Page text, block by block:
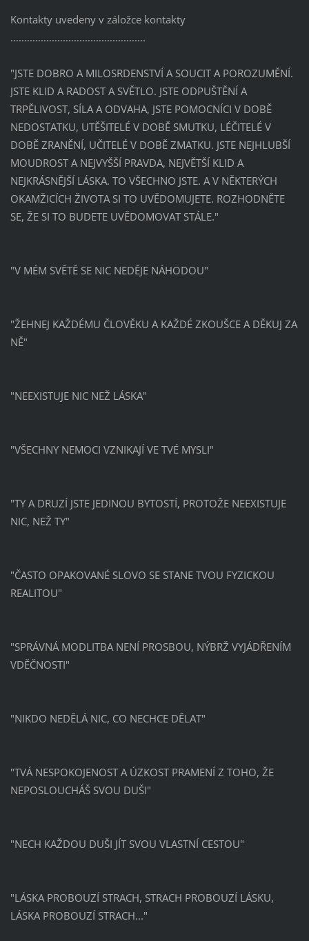
Kontakty uvedeny v záložce kontakty
.................................................
"JSTE DOBRO A MILOSRDENSTVÍ A SOUCIT A POROZUMĚNÍ.
JSTE KLID A RADOST A SVĚTLO. JSTE ODPUŠTĚNÍ A
TRPĚLIVOST, SÍLA A ODVAHA, JSTE POMOCNÍCI V DOBĚ
NEDOSTATKU, UTĚŠITELÉ V DOBĚ SMUTKU, LÉČITELÉ V
DOBĚ ZRANĚNÍ, UČITELÉ V DOBĚ ZMATKU. JSTE NEJHLUBŠÍ
MOUDROST A NEJVYŠŠÍ PRAVDA, NEJVĚTŠÍ KLID A
NEJKRÁSNĚJŠÍ LÁSKA. TO VŠECHNO JSTE. A V NĚKTERÝCH
OKAMŽICÍCH ŽIVOTA SI TO UVĚDOMUJETE. ROZHODNĚTE
SE, ŽE SI TO BUDETE UVĚDOMOVAT STÁLE."
"V MÉM SVĚTĚ SE NIC NEDĚJE NÁHODOU"
"ŽEHNEJ KAŽDÉMU ČLOVĚKU A KAŽDÉ ZKOUŠCE A DĚKUJ ZA
NĚ"
"NEEXISTUJE NIC NEŽ LÁSKA"
"VŠECHNY NEMOCI VZNIKAJÍ VE TVÉ MYSLI"
"TY A DRUZÍ JSTE JEDINOU BYTOSTÍ, PROTOŽE NEEXISTUJE
NIC, NEŽ TY"
"ČASTO OPAKOVANÉ SLOVO SE STANE TVOU FYZICKOU
REALITOU"
"SPRÁVNÁ MODLITBA NENÍ PROSBOU, NÝBRŽ VYJÁDŘENÍM
VDĚČNOSTI"
"NIKDO NEDĚLÁ NIC, CO NECHCE DĚLAT"
"TVÁ NESPOKOJENOST A ÚZKOST PRAMENÍ Z TOHO, ŽE
NEPOSLOUCHÁŠ SVOU DUŠI"
"NECH KAŽDOU DUŠI JÍT SVOU VLASTNÍ CESTOU"
"LÁSKA PROBOUZÍ STRACH, STRACH PROBOUZÍ LÁSKU,
LÁSKA PROBOUZÍ STRACH..."